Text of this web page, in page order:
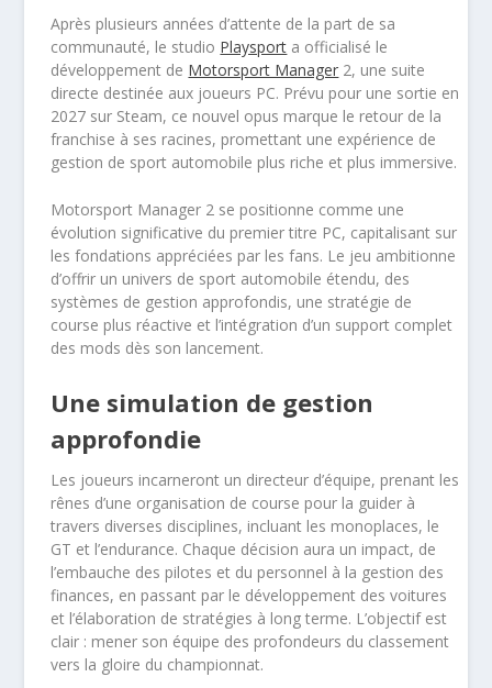
Après plusieurs années d’attente de la part de sa
communauté, le studio Playsport a officialisé le
développement de Motorsport Manager 2, une suite
directe destinée aux joueurs PC. Prévu pour une sortie en
2027 sur Steam, ce nouvel opus marque le retour de la
franchise à ses racines, promettant une expérience de
gestion de sport automobile plus riche et plus immersive.
Motorsport Manager 2 se positionne comme une
évolution significative du premier titre PC, capitalisant sur
les fondations appréciées par les fans. Le jeu ambitionne
d’offrir un univers de sport automobile étendu, des
systèmes de gestion approfondis, une stratégie de
course plus réactive et l’intégration d’un support complet
des mods dès son lancement.
Une simulation de gestion
approfondie
Les joueurs incarneront un directeur d’équipe, prenant les
rênes d’une organisation de course pour la guider à
travers diverses disciplines, incluant les monoplaces, le
GT et l’endurance. Chaque décision aura un impact, de
l’embauche des pilotes et du personnel à la gestion des
finances, en passant par le développement des voitures
et l’élaboration de stratégies à long terme. L’objectif est
clair : mener son équipe des profondeurs du classement
vers la gloire du championnat.